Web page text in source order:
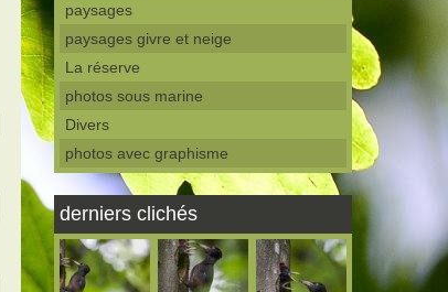
paysages
paysages givre et neige
La réserve
photos sous marine
Divers
photos avec graphisme
derniers clichés